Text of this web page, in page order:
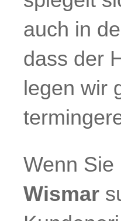
auch in
dass der
legen wir
Wenn
Wismar